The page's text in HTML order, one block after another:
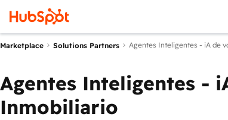
Marketplace Solutions Partners Agentes Inteligentes - iA de
Agentes Inteligentes -
Inmobiliario